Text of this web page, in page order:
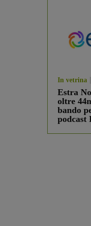
In vetrina
Estra
oltre
bando
podcast